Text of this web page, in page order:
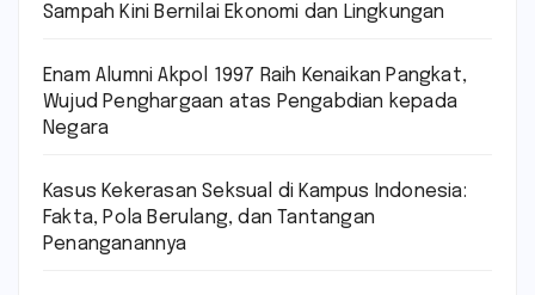
Sampah Kini Bernilai Ekonomi dan Lingkungan
Enam Alumni Akpol 1997 Raih Kenaikan Pangkat,
Wujud Penghargaan atas Pengabdian kepada
Negara
Kasus Kekerasan Seksual di Kampus Indonesia:
Fakta, Pola Berulang, dan Tantangan
Penanganannya